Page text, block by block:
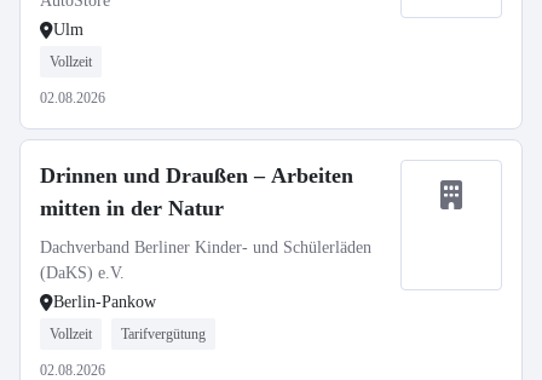
Ulm
Vollzeit
02.08.2026
Drinnen und Draußen – Arbeiten
mitten in der Natur
Dachverband Berliner Kinder- und Schülerläden
(DaKS) e.V.
Berlin-Pankow
Vollzeit Tarifvergütung
02.08.2026